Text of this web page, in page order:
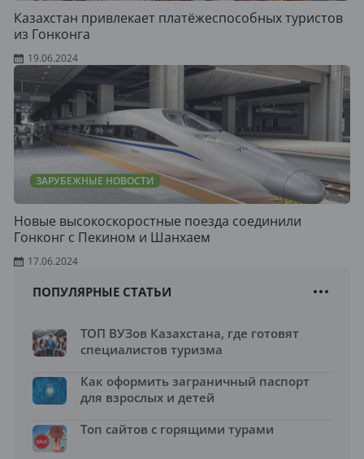
Казахстан привлекает платёжеспособных туристов
из Гонконга
19.06.2024
ЗАРУБЕЖНЫЕ НОВОСТИ
Новые высокоскоростные поезда соединили
Гонконг с Пекином и Шанхаем
17.06.2024
ПОПУЛЯРНЫЕ СТАТЬИ
ТОП ВУЗов Казахстана, где готовят
специалистов туризма
Как оформить заграничный паспорт
для взрослых и детей
Топ сайтов с горящими турами